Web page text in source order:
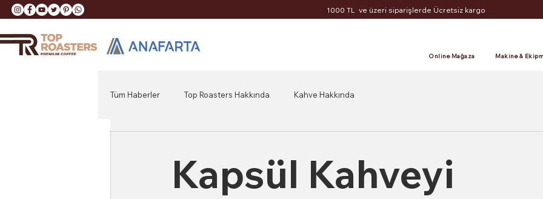
1000 TL ve üzeri siparişlerde Ücretsiz kargo
Online Mağaza Makine &
Tüm Haberler Top Roasters Hakkında Kahve Hakkında
Kapsül Kahveyi